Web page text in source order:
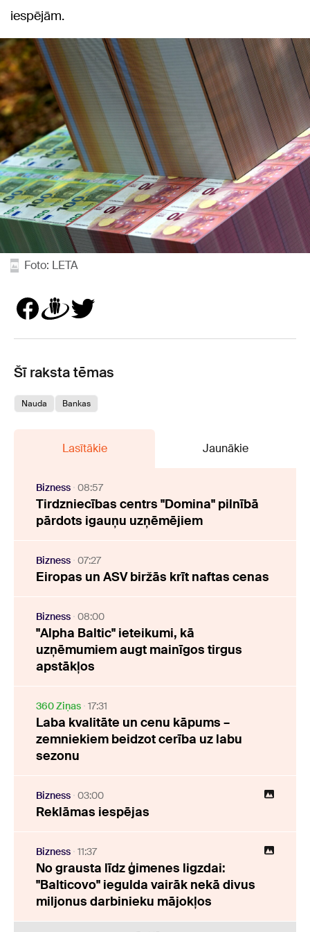
iespējām.
Foto: LETA
Šī raksta tēmas
Nauda Bankas
Lasītākie Jaunākie
Bizness 08:57
Tirdzniecības centrs "Domina" pilnībā
pārdots igauņu uzņēmējiem
Bizness 07:27
Eiropas un ASV biržās krīt naftas cenas
Bizness 08:00
"Alpha Baltic" ieteikumi, kā
uzņēmumiem augt mainīgos tirgus
apstākļos
360 Ziņas 17:31
Laba kvalitāte un cenu kāpums –
zemniekiem beidzot cerība uz labu
sezonu
Bizness 03:00
Reklāmas iespējas
Bizness 11:37
No grausta līdz ģimenes ligzdai:
"Balticovo" iegulda vairāk nekā divus
miljonus darbinieku mājokļos